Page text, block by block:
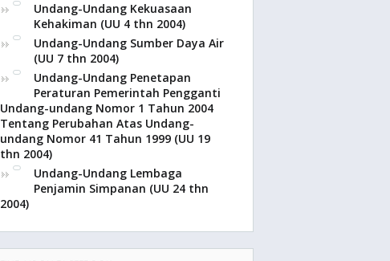
Undang-Undang Kekuasaan
Kehakiman (UU 4 thn 2004)
Undang-Undang Sumber Daya Air
(UU 7 thn 2004)
Undang-Undang Penetapan
Peraturan Pemerintah Pengganti
Undang-undang Nomor 1 Tahun 2004
Tentang Perubahan Atas Undang-
undang Nomor 41 Tahun 1999 (UU 19
thn 2004)
Undang-Undang Lembaga
Penjamin Simpanan (UU 24 thn
2004)